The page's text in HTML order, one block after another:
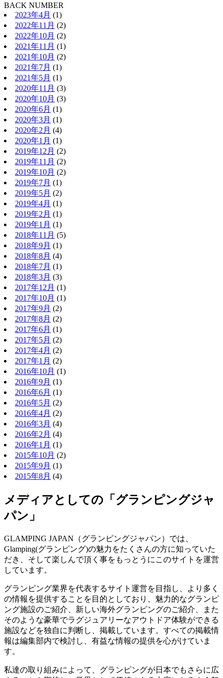
BACK NUMBER
2023年4月 (1)
2022年11月 (2)
2022年10月 (2)
2021年11月 (1)
2021年10月 (2)
2021年7月 (1)
2021年5月 (1)
2020年11月 (3)
2020年10月 (3)
2020年6月 (1)
2020年3月 (1)
2020年2月 (4)
2020年1月 (1)
2019年12月 (2)
2019年11月 (2)
2019年10月 (2)
2019年7月 (1)
2019年5月 (2)
2019年4月 (1)
2019年2月 (1)
2019年1月 (1)
2018年11月 (5)
2018年9月 (1)
2018年8月 (4)
2018年7月 (1)
2018年3月 (3)
2017年12月 (1)
2017年10月 (1)
2017年9月 (2)
2017年8月 (2)
2017年6月 (1)
2017年5月 (2)
2017年4月 (2)
2017年1月 (2)
2016年10月 (1)
2016年9月 (1)
2016年6月 (1)
2016年5月 (2)
2016年4月 (2)
2016年3月 (4)
2016年2月 (4)
2016年1月 (1)
2015年10月 (2)
2015年9月 (1)
2015年8月 (4)
メディアとしての「グランピングジャ
パン」
GLAMPING JAPAN（グランピングジャパン）では、
Glamping(グランピング)の魅力をたくさんの方に知っていた
だき、そして楽しんで頂く事をもっとうにこのサイトを運営
しています。
グランピング業界を代表するサイト運営を目指し、より多く
の情報を提供することを目的としており、魅力的なグランピ
ング施設のご紹介、新しい海外グランピングのご紹介、また
そのような豪華でラグジュアリーなアウトドア体験ができる
施設などを独自に判断し、掲載しています。すべての掲載情
報は編集部内で検討し、有益な情報の提供を心がけていま
す。
私達の取り組みによって、グランピングが日本でもさらに広